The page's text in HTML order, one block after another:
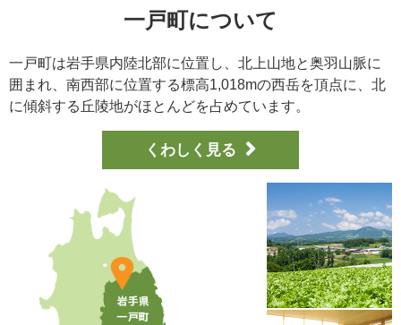
一戸町について
一戸町は岩手県内陸北部に位置し、北上山地と奥羽山脈に
囲まれ、南西部に位置する標高1,018mの西岳を頂点に、北
に傾斜する丘陵地がほとんどを占めています。
くわしく見る